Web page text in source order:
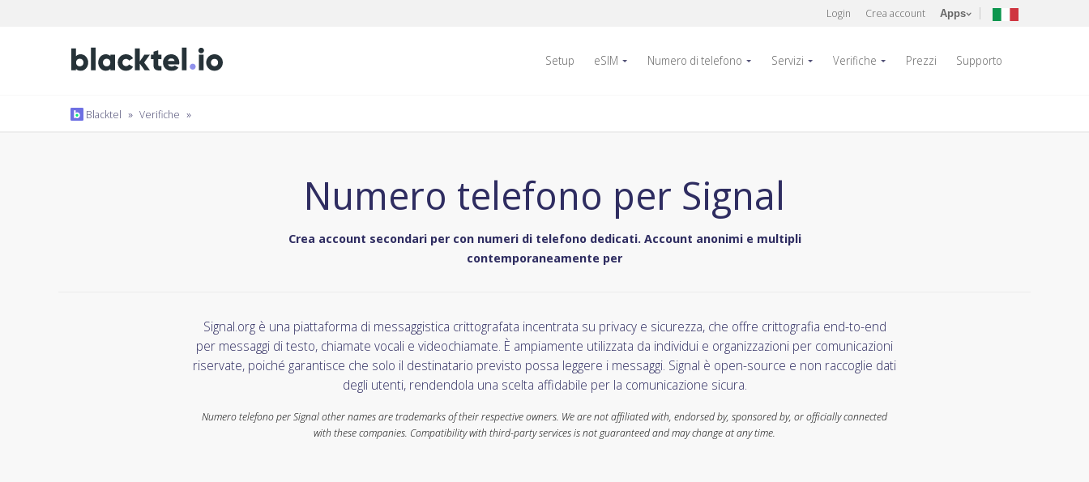
Login Crea account Apps
Setup eSIM Numero di telefono Servizi Verifiche Prezzi Supporto
Blacktel » Verifiche »
Numero telefono per Signal
Crea account secondari per con numeri di telefono dedicati. Account anonimi e multipli
contemporaneamente per
Signal.org è una piattaforma di messaggistica crittografata incentrata su privacy e sicurezza, che offre crittografia end-to-end
per messaggi di testo, chiamate vocali e videochiamate. È ampiamente utilizzata da individui e organizzazioni per comunicazioni
riservate, poiché garantisce che solo il destinatario previsto possa leggere i messaggi. Signal è open-source e non raccoglie dati
degli utenti, rendendola una scelta affidabile per la comunicazione sicura.
Numero telefono per Signal other names are trademarks of their respective owners. We are not affiliated with, endorsed by, sponsored by, or officially connected
with these companies. Compatibility with third-party services is not guaranteed and may change at any time.